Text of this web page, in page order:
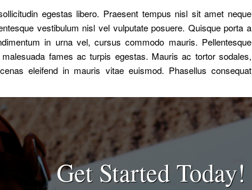
egestas libero. Praesent tempus nisl sit amet neque
vestibulum nisl vel vulputate posuere. Quisque porta a
in urna vel, cursus commodo mauris. Pellentesque
fames ac turpis egestas. Mauris ac tortor sodales,
eleifend in mauris vitae euismod. Phasellus consequat
Get Started Today!